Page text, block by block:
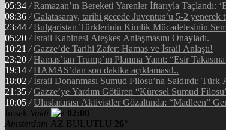
05:34 / Ramazan’ın Bereketi Yarenler İftarıyla Taçlandı:
08:36 / Galatasaray, tarihi gecede Juventus’u 5-2 yenerek
23:44 / Bulgaristan Türklerinin Kimlik Mücadelesinin
05:20 / İsrail Kabinesi Ateşkes Anlaşmasını Onayladı.
10:21 / Gazze’de Tarihi Zafer: Hamas ve İsrail Anlaştı!
23:20 / Hamas’tan Trump’ın Planına Yanıt: “Esir Takasına
19:14 / HAMAS’dan son dakika açıklaması!..
18:02 / İsrail Donanması Sumud Filosu’na Saldırdı:
21:35 / Gazze’ye Yardım Götüren “Küresel Sumud
10:05 / Uluslararası Aktivistler Gözaltında: “Madleen”
İmsak Vakti
02:00
Amsterdam AZ BULUTLU 26°